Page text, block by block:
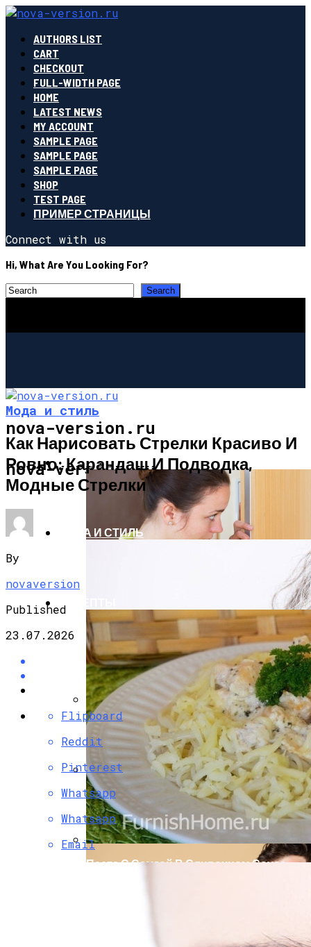
AUTHORS LIST
CART
CHECKOUT
FULL-WIDTH PAGE
HOME
LATEST NEWS
MY ACCOUNT
SAMPLE PAGE
SAMPLE PAGE
SAMPLE PAGE
SHOP
TEST PAGE
ПРИМЕР СТРАНИЦЫ
Connect with us
Hi, What Are You Looking For?
nova-version.ru
nova-version.ru
ИНТЕРЕСНОЕ И ПОЗНАВАТЕЛЬНОЕ
Разбираемся, Какие Виды Проклятий
Соседи Могут Применить К Вашему
Дому
МОДА И СТИЛЬ
Почему Нельзя Вырывать Седые
Волосы И Как Замаскировать Седину
Без Окрашивания
РЕЦЕПТЫ
Паста С Семгой В Сливочном Соусе
Мода и стиль
Как Нарисовать Стрелки Красиво И
Ровно: Карандаш И Подводка,
Модные Стрелки
By
novaversion
Published
23.07.2026
Flipboard
Reddit
Pinterest
Whatsapp
Whatsapp
Email